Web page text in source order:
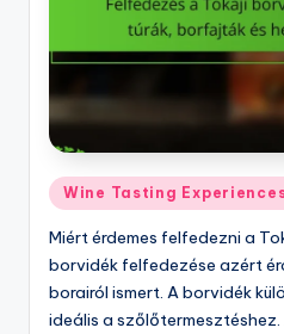
Posted
in
Wine Tasting
Miért érdemes felfedezni a
borvidék felfedezése azért
borairól ismert. A borvidék
ideális a szőlőtermesztéshez.